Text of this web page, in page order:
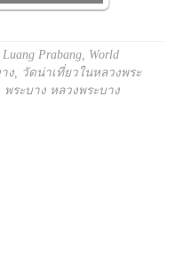
Luang Prabang, World
ง, วัดน่าเที่ยวในหลวงพระ
พระบาง หลวงพระบาง